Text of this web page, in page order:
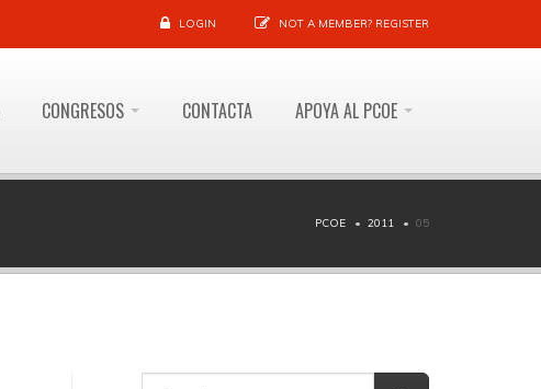
LOGIN NOT A MEMBER? REGISTER
CONGRESOS CONTACTA APOYA AL PCOE
PCOE 2011 05